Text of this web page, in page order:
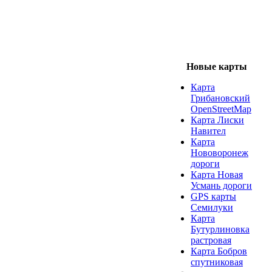
Новые карты
Карта
Грибановский
OpenStreetMap
Карта Лиски
Навител
Карта
Нововоронеж
дороги
Карта Новая
Усмань дороги
GPS карты
Семилуки
Карта
Бутурлиновка
растровая
Карта Бобров
спутниковая